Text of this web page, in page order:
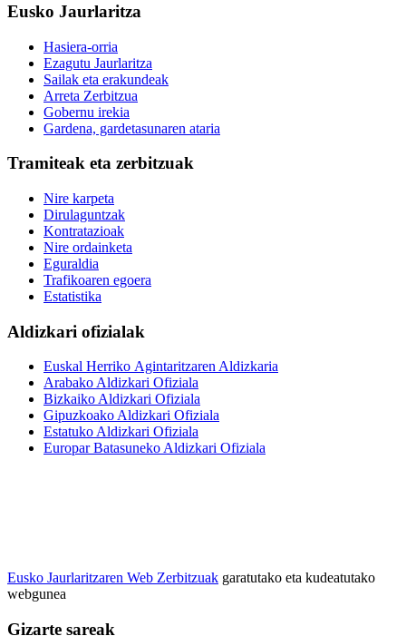
Eusko Jaurlaritza
Hasiera-orria
Ezagutu Jaurlaritza
Sailak eta erakundeak
Arreta Zerbitzua
Gobernu irekia
Gardena, gardetasunaren ataria
Tramiteak eta zerbitzuak
Nire karpeta
Dirulaguntzak
Kontratazioak
Nire ordainketa
Eguraldia
Trafikoaren egoera
Estatistika
Aldizkari ofizialak
Euskal Herriko Agintaritzaren Aldizkaria
Arabako Aldizkari Ofiziala
Bizkaiko Aldizkari Ofiziala
Gipuzkoako Aldizkari Ofiziala
Estatuko Aldizkari Ofiziala
Europar Batasuneko Aldizkari Ofiziala
Eusko Jaurlaritzaren Web Zerbitzuak garatutako eta kudeatutako
webgunea
Gizarte sareak